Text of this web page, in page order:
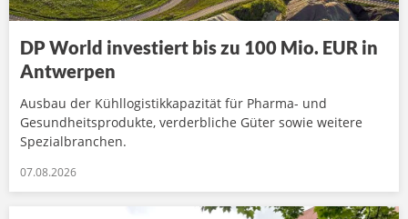
DP World investiert bis zu 100 Mio. EUR in
Antwerpen
Ausbau der Kühllogistikkapazität für Pharma- und
Gesundheitsprodukte, verderbliche Güter sowie weitere
Spezialbranchen.
07.08.2026